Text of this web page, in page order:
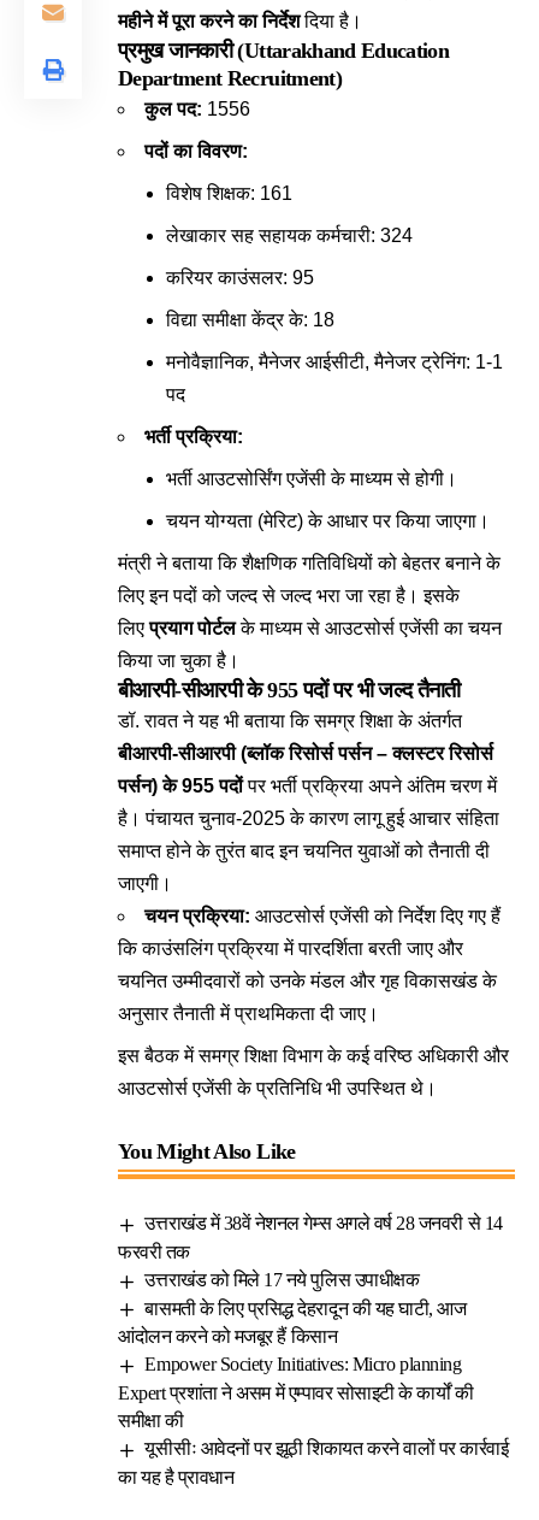
महीने में पूरा करने का निर्देशदिया है।
प्रमुख जानकारी (Uttarakhand Education
Department Recruitment)
कुल पद: 1556
पदों का विवरण:
विशेष शिक्षक: 161
लेखाकार सह सहायक कर्मचारी: 324
करियर काउंसलर: 95
विद्या समीक्षा केंद्र के: 18
मनोवैज्ञानिक, मैनेजर आईसीटी, मैनेजर ट्रेनिंग: 1-1
पद
भर्ती प्रक्रिया:
भर्ती आउटसोर्सिंग एजेंसी के माध्यम से होगी।
चयन योग्यता (मेरिट) के आधार पर किया जाएगा।
मंत्री ने बताया कि शैक्षणिक गतिविधियों को बेहतर बनाने के
लिए इन पदों को जल्द से जल्द भरा जा रहा है। इसके
लिएप्रयाग पोर्टलके माध्यम से आउटसोर्स एजेंसी का चयन
किया जा चुका है।
बीआरपी-सीआरपीके 955 पदों पर भी जल्द तैनाती
डॉ. रावत ने यह भी बताया कि समग्र शिक्षा के अंतर्गत
बीआरपी-सीआरपी (ब्लॉक रिसोर्स पर्सन – क्लस्टर रिसोर्स
पर्सन) के 955 पदोंपर भर्ती प्रक्रिया अपने अंतिम चरण में
है। पंचायत चुनाव-2025 के कारण लागू हुई आचार संहिता
समाप्त होने के तुरंत बाद इन चयनित युवाओं को तैनाती दी
जाएगी।
चयन प्रक्रिया: आउटसोर्स एजेंसी को निर्देश दिए गए हैं
कि काउंसलिंग प्रक्रिया में पारदर्शिता बरती जाए और
चयनित उम्मीदवारों को उनके मंडल और गृह विकासखंड के
अनुसार तैनाती में प्राथमिकता दी जाए।
इस बैठक में समग्र शिक्षा विभाग के कई वरिष्ठ अधिकारी और
आउटसोर्स एजेंसी के प्रतिनिधि भी उपस्थित थे।
You Might Also Like
उत्तराखंड में 38वें नेशनल गेम्स अगले वर्ष 28 जनवरी से 14
फरवरी तक
उत्तराखंड को मिले 17 नये पुलिस उपाधीक्षक
बासमती के लिए प्रसिद्ध देहरादून की यह घाटी, आज
आंदोलन करने को मजबूर हैं किसान
Empower Society Initiatives: Micro planning
Expert प्रशांता ने असम में एम्पावर सोसाइटी के कार्यों की
समीक्षा की
यूसीसीः आवेदनों पर झूठी शिकायत करने वालों पर कार्रवाई
का यह है प्रावधान